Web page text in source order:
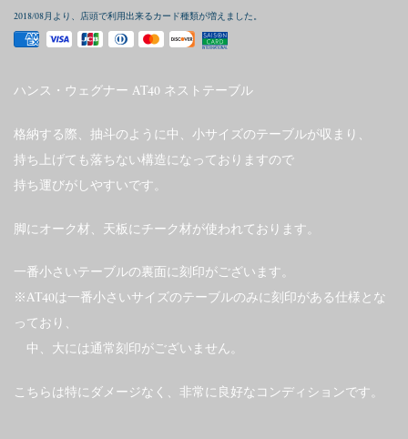
2018/08月より、店頭で利用出来るカード種類が増えました。
ハンス・ウェグナー AT40 ネストテーブル
格納する際、抽斗のように中、小サイズのテーブルが収まり、
持ち上げても落ちない構造になっておりますので
持ち運びがしやすいです。
脚にオーク材、天板にチーク材が使われております。
一番小さいテーブルの裏面に刻印がございます。
※AT40は一番小さいサイズのテーブルのみに刻印がある仕様とな
っており、
中、大には通常刻印がございません。
こちらは特にダメージなく、非常に良好なコンディションです。